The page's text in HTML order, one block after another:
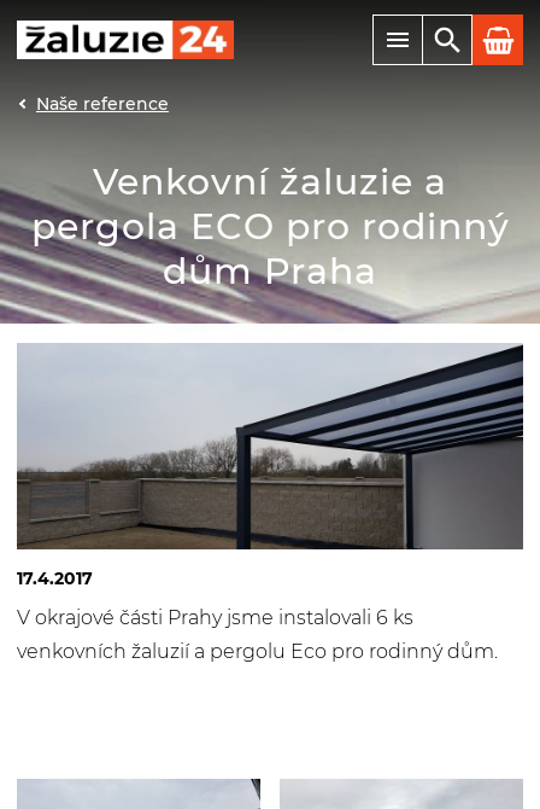
Naše reference
Venkovní žaluzie a
pergola ECO pro rodinný
dům Praha
17.4.2017
V okrajové části Prahy jsme instalovali 6 ks
venkovních žaluzií a pergolu Eco pro rodinný dům.